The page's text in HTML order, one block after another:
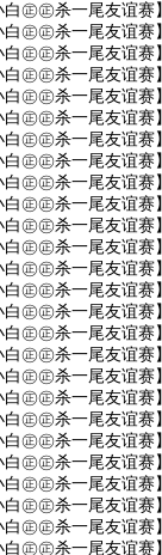
白㊣㊣杀一尾友谊
白㊣㊣杀一尾友谊
白㊣㊣杀一尾友谊
白㊣㊣杀一尾友谊
白㊣㊣杀一尾友谊
白㊣㊣杀一尾友谊
白㊣㊣杀一尾友谊
白㊣㊣杀一尾友谊
白㊣㊣杀一尾友谊
白㊣㊣杀一尾友谊
白㊣㊣杀一尾友谊
白㊣㊣杀一尾友谊
白㊣㊣杀一尾友谊
白㊣㊣杀一尾友谊
白㊣㊣杀一尾友谊
白㊣㊣杀一尾友谊
白㊣㊣杀一尾友谊
白㊣㊣杀一尾友谊
白㊣㊣杀一尾友谊
白㊣㊣杀一尾友谊
白㊣㊣杀一尾友谊
白㊣㊣杀一尾友谊
白㊣㊣杀一尾友谊
白㊣㊣杀一尾友谊
白㊣㊣杀一尾友谊
白㊣㊣杀一尾友谊